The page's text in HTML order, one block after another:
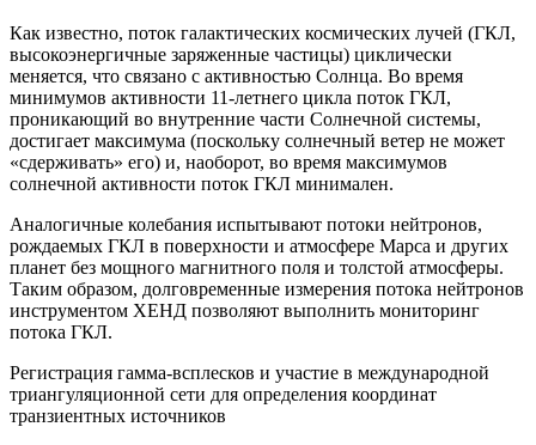
Как известно, поток галактических космических лучей (ГКЛ,
высокоэнергичные заряженные частицы) циклически
меняется, что связано с активностью Солнца. Во время
минимумов активности 11-летнего цикла поток ГКЛ,
проникающий во внутренние части Солнечной системы,
достигает максимума (поскольку солнечный ветер не может
«сдерживать» его) и, наоборот, во время максимумов
солнечной активности поток ГКЛ минимален.
Аналогичные колебания испытывают потоки нейтронов,
рождаемых ГКЛ в поверхности и атмосфере Марса и других
планет без мощного магнитного поля и толстой атмосферы.
Таким образом, долговременные измерения потока нейтронов
инструментом ХЕНД позволяют выполнить мониторинг
потока ГКЛ.
Регистрация гамма-всплесков и участие в международной
триангуляционной сети для определения координат
транзиентных источников